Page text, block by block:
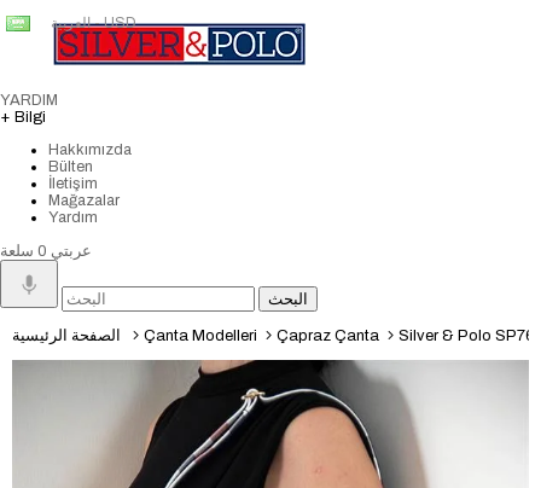
YARDIM
+ Bilgi
Hakkımızda
Bülten
İletişim
Mağazalar
Yardım
العربية - USD
عربتي 0 سلعة
Çanta Modelleri Çapraz Çanta Silver & Polo SP765